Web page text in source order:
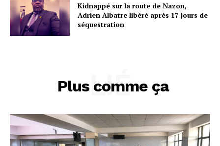
Kidnappé sur la route de Nazon,
Adrien Albatre libéré après 17 jours de
séquestration
Plus comme ça
LIÉ